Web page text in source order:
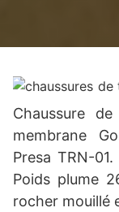
Chaussure
membrane
Presa TRN-
Poids plume
rocher mouillé